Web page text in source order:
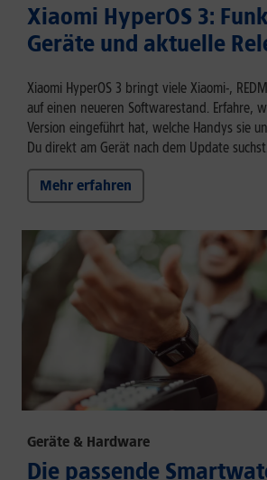
Xiaomi HyperOS 3:
Geräte und aktuelle
Xiaomi HyperOS 3 bringt viele Xiaomi-,
auf einen neueren Softwarestand. Erfahre,
Version eingeführt hat, welche Handys sie
Du direkt am Gerät nach dem Update suchst.
Mehr erfahren
Geräte & Hardware
Die passende